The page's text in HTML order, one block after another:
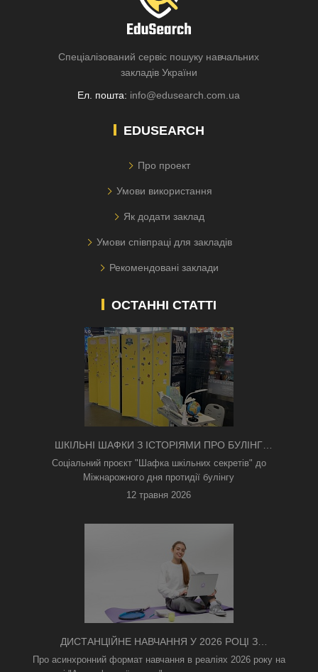
Спеціалізований сервіс пошуку навчальних
закладів України
Ел. пошта: info@edusearch.com.ua
EDUSEARCH
Про проект
Умови використання
Як додати заклад
Умови співпраці для закладів
Рекомендовані заклади
ОСТАННІ СТАТТІ
ШКІЛЬНІ ШАФКИ З ІСТОРІЯМИ ПРО БУЛІНГ
З'ЯВИЛИСЯ В КИЄВІ
Соціальний проєкт "Шафка шкільних секретів" до
Міжнарожного дня протидії булінгу
12 травня 2026
ДИСТАНЦІЙНЕ НАВЧАННЯ У 2026 РОЦІ З
ТРИВОГАМИ ТА БЕЗ СВІТЛА: ЯК АСИНХРОННИЙ
Про асинхронний формат навчання в реаліях 2026 року на